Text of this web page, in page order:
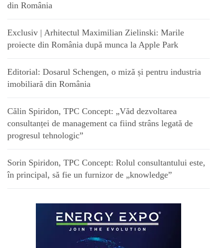
din România
Exclusiv | Arhitectul Maximilian Zielinski: Marile
proiecte din România după munca la Apple Park
Editorial: Dosarul Schengen, o miză și pentru industria
imobiliară din România
Călin Spiridon, TPC Concept: „Văd dezvoltarea
consultanței de management ca fiind strâns legată de
progresul tehnologic”
Sorin Spiridon, TPC Concept: Rolul consultantului este,
în principal, să fie un furnizor de „knowledge”